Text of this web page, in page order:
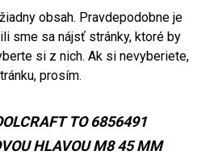
obsah. Pravdepodobne je
sme sa nájsť stránky, ktoré by
si z nich. Ak si nevyberiete,
prosím.
TO 6856491
HLAVOU M8 45 MM